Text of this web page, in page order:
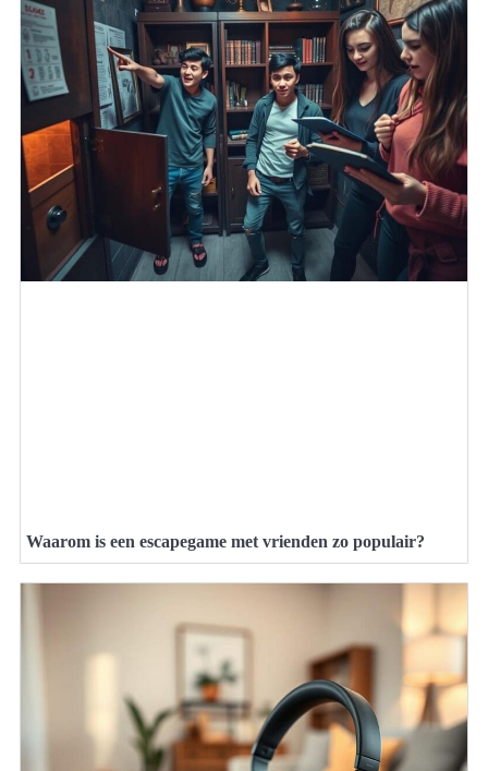
Waarom is een escapegame met vrienden zo populair?